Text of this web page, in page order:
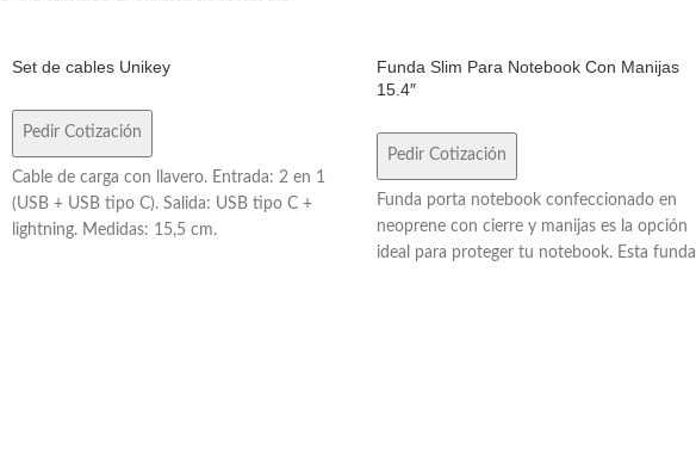
Set de cables Unikey
Pedir Cotización
Cable de carga con llavero. Entrada: 2 en 1
(USB + USB tipo C). Salida: USB tipo C +
lightning. Medidas: 15,5 cm.
Funda Slim Para Notebook Con Manijas
15.4″
Pedir Cotización
Funda porta notebook confeccionado en
neoprene con cierre y manijas es la opción
ideal para proteger tu notebook. Esta funda